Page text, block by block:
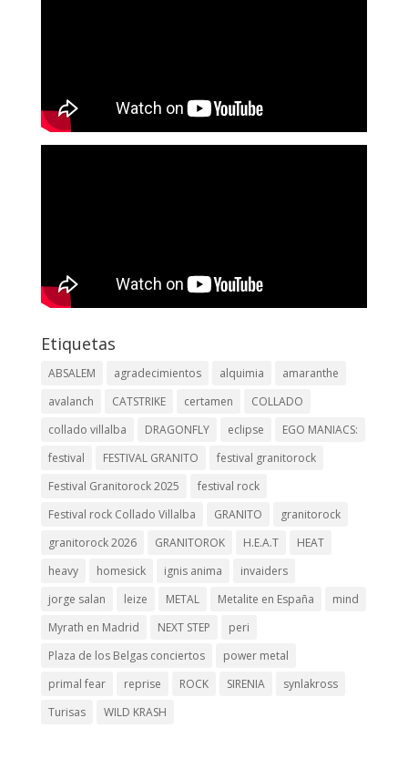
Etiquetas
ABSALEM agradecimientos alquimia
amaranthe
avalanch
CATSTRIKE certamen
COLLADO
collado villalba
DRAGONFLY eclipse
EGO MANIACS:
festival
FESTIVAL GRANITO
festival granitorock
Festival Granitorock 2025
festival rock
Festival rock Collado Villalba
GRANITO
granitorock
granitorock 2026
GRANITOROK H.E.A.T
HEAT
heavy
homesick ignis anima
invaiders
jorge salan
leize METAL Metalite en España
mind
Myrath en Madrid
NEXT STEP
peri
Plaza de los Belgas conciertos
power metal
primal fear
reprise ROCK SIRENIA
synlakross
Turisas
WILD KRASH